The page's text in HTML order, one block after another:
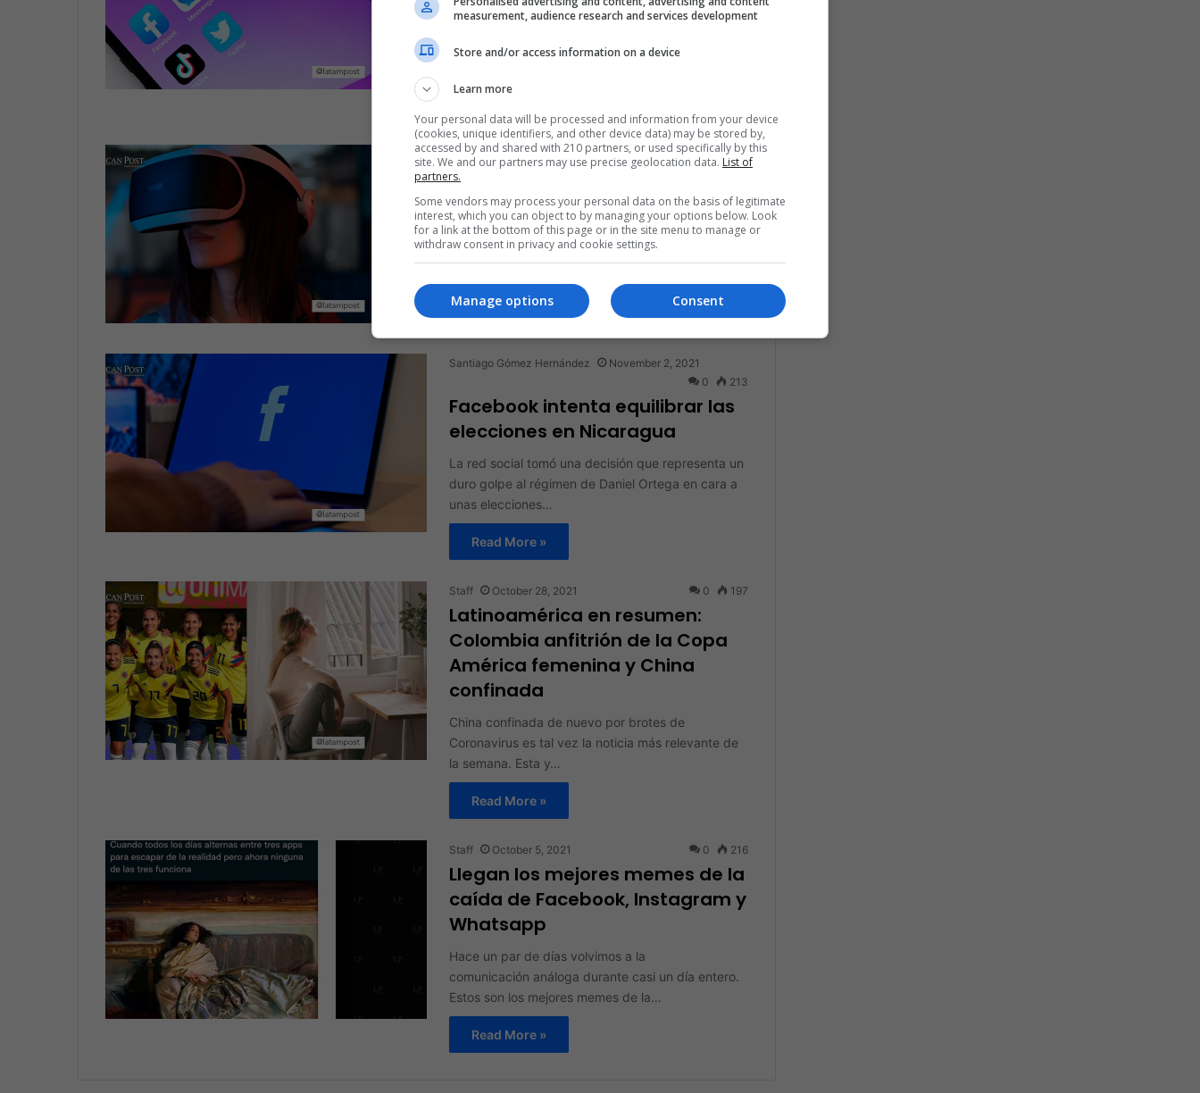
sobre nosotros, el porqué y para qué suele ser
Juan Manuel Londoño November 10, 2021 0 240
“Piel del metaverso”: ¿vivir y
sentir el mundo virtual?
El metaverso tiene al mundo emocionado por
Read More »
Santiago Gómez Hernández
November 2, 2021
0
213
Facebook intenta equilibrar las
elecciones en Nicaragua
La red social tomó una decisión que representa un
duro golpe al régimen de Daniel Ortega en cara a
unas elecciones…
Read More »
Staff October 28, 2021 0 197
Latinoamérica en resumen:
Colombia anfitrión de la Copa
América femenina y China
confinada
China confinada de nuevo por brotes de
Coronavirus es tal vez la noticia más relevante de
la semana. Esta y…
Read More »
Staff October 5, 2021 0 216
Llegan los mejores memes de la
caída de Facebook, Instagram y
Whatsapp
Hace un par de días volvimos a la
comunicación análoga durante casi un día entero.
Estos son los mejores memes de la…
Read More »
measurement, audience research and services development
Store and/or access information on a device
Learn more
Your personal data will be processed and information from your device
(cookies, unique identifiers, and other device data) may be stored by,
accessed by and shared with 210 partners, or used specifically by this
site. We and our partners may use precise geolocation data. List of
partners.
Some vendors may process your personal data on the basis of legitimate
interest, which you can object to by managing your options below. Look
for a link at the bottom of this page or in the site menu to manage or
withdraw consent in privacy and cookie settings.
Consent
Manage options